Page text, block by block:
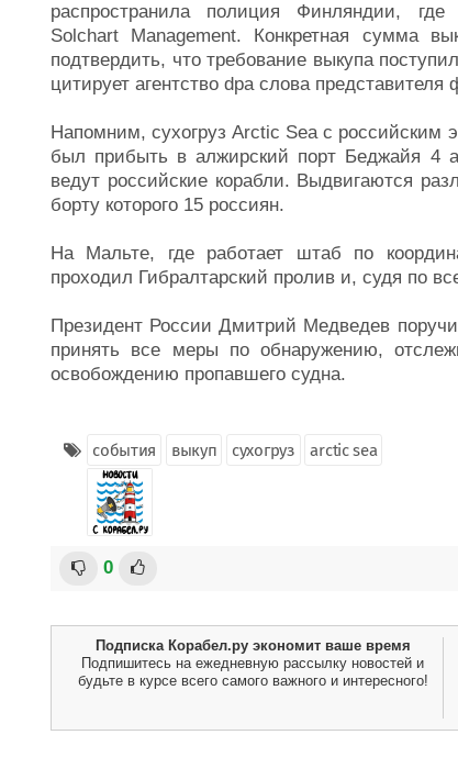
распространила полиция Финляндии, где
Solchart Management. Конкретная сумма
подтвердить, что требование выкупа
цитирует агентство dpa слова
Напомним, сухогруз Arctic Sea с
был прибыть в алжирский порт Беджайя 4
ведут российские корабли. Выдвигаются
борту которого 15 россиян.
На Мальте, где работает штаб по
проходил Гибралтарский пролив и, судя по
Президент России Дмитрий Медведев
принять все меры по обнаружению,
освобождению пропавшего судна.
события выкуп сухогруз arctic sea
0
Подписка Корабел.ру экономит ваше время
Подпишитесь на ежедневную рассылку новостей и
будьте в курсе всего самого важного и интересного!